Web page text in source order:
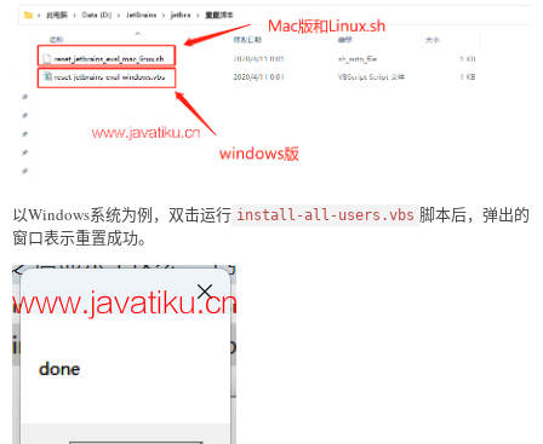
以Windows系统为例，双击运行 install-all-users.vbs 脚本后，弹出的
窗口表示重置成功。